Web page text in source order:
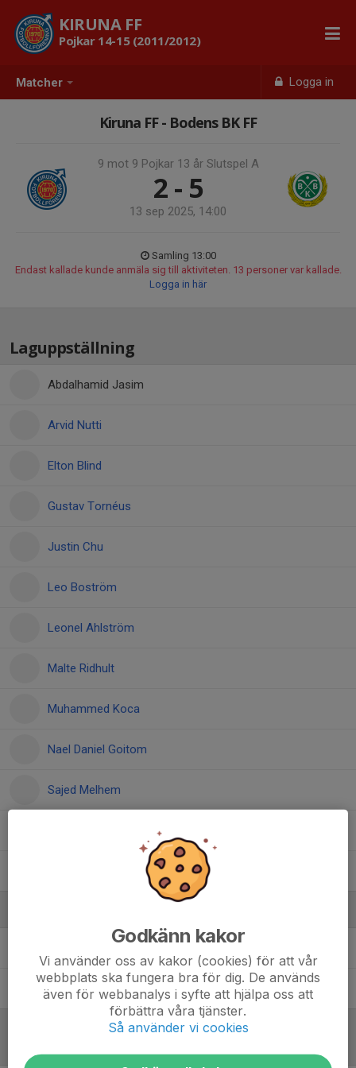
Matcher Logga in
KIRUNA FF
Pojkar 14-15 (2011/2012)
Kiruna FF - Bodens BK FF
9 mot 9 Pojkar 13 år Slutspel A
2 - 5
13 sep 2025, 14:00
Samling 13:00
Endast kallade kunde anmäla sig till aktiviteten. 13 personer var kallade.
Logga in här
Laguppställning
Abdalhamid Jasim
Arvid Nutti
Elton Blind
Gustav Tornéus
Justin Chu
Leo Boström
Leonel Ahlström
Malte Ridhult
Muhammed Koca
Nael Daniel Goitom
Sajed Melhem
Sam Eriksson Lundström
Fredrik BoströmTränare
Referat
Godkänn kakor
Vi använder oss av kakor (cookies) för att vår
webbplats ska fungera bra för dig. De används
även för webbanalys i syfte att hjälpa oss att
förbättra våra tjänster.
Så använder vi cookies